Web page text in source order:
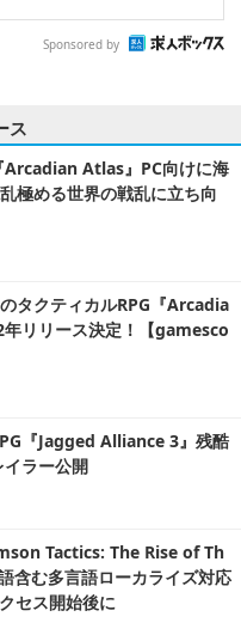
Sponsored by
ス
Arcadian Atlas』PC向けに海
極める世界の戦乱に立ち向
タクティカルRPG『Arcadia
リリース決定！【gamesco
『Jagged Alliance 3』残酷
ラー公開
Tactics: The Rise of Th
含む多言語ローカライズ対応
セス開始後に